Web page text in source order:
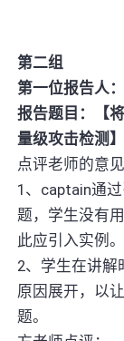
第二组
第一位报告人
报告题目：【
量级攻击检测】
点评老师的意
1、captain通
题，学生没有
此应引入实例。
2、学生在讲解
原因展开，以
题。